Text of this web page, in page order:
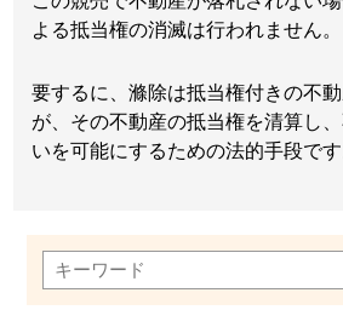
よる抵当権の消滅は行われません。
要するに、滌除は抵当権付きの不
が、その不動産の抵当権を清算し
いを可能にするための法的手段です